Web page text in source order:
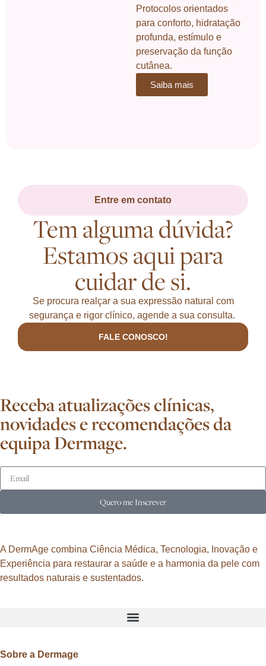
Protocolos orientados
para conforto, hidratação
profunda, estímulo e
preservação da função
cutânea.
Saiba mais
Entre em contato
Tem alguma dúvida?
Estamos aqui para
cuidar de si.
Se procura realçar a sua expressão natural com
segurança e rigor clínico, agende a sua consulta.
FALE CONOSCO!
Receba atualizações clínicas,
novidades e recomendações da
equipa Dermage.
Quero me Inscrever
A DermAge combina Ciência Médica, Tecnologia, Inovação e
Experiência para restaurar a saúde e a harmonia da pele com
resultados naturais e sustentados.
Sobre a Dermage